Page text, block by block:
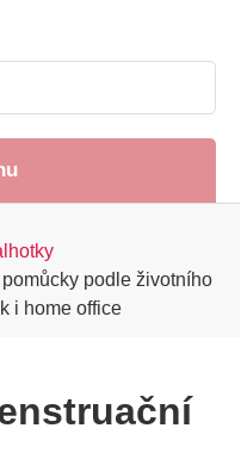
podle životního
i home office